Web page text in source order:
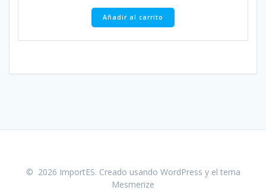
Añadir al carrito
© 2026 ImportES. Creado usando WordPress y el tema
Mesmerize